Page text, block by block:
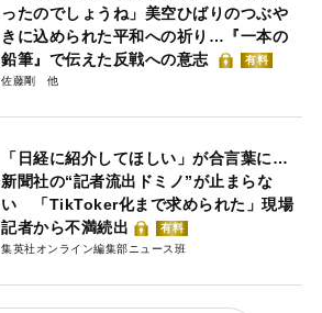
ったのでしょうね」美空ひばりのつぶや
きに込められた平和への祈り…『一本の
鉛筆』で伝えた反戦への意志
有料
佐藤剛
「日経に紹介してほしい」が合言葉に…
新聞社の“記者流出ドミノ”が止まらな
い 「TikToker化まで求められた」現場
記者から不満続出
有料
集英社オンライン編集部ニュース班